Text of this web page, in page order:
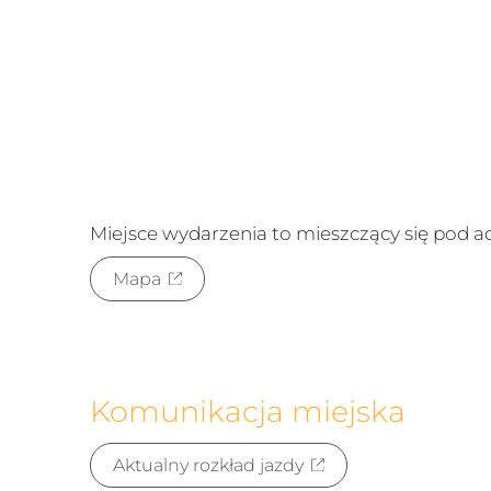
Miejsce wydarzenia to mieszczący się pod
Mapa
Komunikacja miejska
Aktualny rozkład jazdy